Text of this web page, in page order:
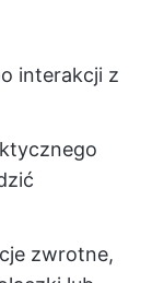
interakcji z
zwrotne,